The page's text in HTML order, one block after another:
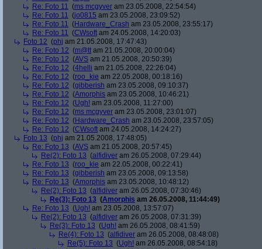
Re: Foto 11 (ms mcgyver am 23.05.2008, 22:54:54)
Re: Foto 11 (jo0815 am 23.05.2008, 23:09:52)
Re: Foto 11 (Hardware_Crash am 23.05.2008, 23:55:17)
Re: Foto 11 (CWsoft am 24.05.2008, 14:20:03)
Foto 12 (phj am 21.05.2008, 17:47:43)
Re: Foto 12 (m@tt am 21.05.2008, 20:00:04)
Re: Foto 12 (AVS am 21.05.2008, 20:50:39)
Re: Foto 12 (4helli am 21.05.2008, 22:26:04)
Re: Foto 12 (roo_kie am 22.05.2008, 00:18:16)
Re: Foto 12 (gibberish am 23.05.2008, 09:10:37)
Re: Foto 12 (Amorphis am 23.05.2008, 10:46:21)
Re: Foto 12 (Ugh! am 23.05.2008, 11:27:00)
Re: Foto 12 (ms mcgyver am 23.05.2008, 23:01:07)
Re: Foto 12 (Hardware_Crash am 23.05.2008, 23:57:05)
Re: Foto 12 (CWsoft am 24.05.2008, 14:24:27)
Foto 13 (phj am 21.05.2008, 17:48:05)
Re: Foto 13 (AVS am 21.05.2008, 20:57:45)
Re(2): Foto 13 (alfidiver am 26.05.2008, 07:29:44)
Re: Foto 13 (roo_kie am 22.05.2008, 00:22:41)
Re: Foto 13 (gibberish am 23.05.2008, 09:13:58)
Re: Foto 13 (Amorphis am 23.05.2008, 10:48:12)
Re(2): Foto 13 (alfidiver am 26.05.2008, 07:30:46)
Re(3): Foto 13 (Amorphis am 26.05.2008, 11:44:49)
Re: Foto 13 (Ugh! am 23.05.2008, 13:57:07)
Re(2): Foto 13 (alfidiver am 26.05.2008, 07:31:39)
Re(3): Foto 13 (Ugh! am 26.05.2008, 08:41:59)
Re(4): Foto 13 (alfidiver am 26.05.2008, 08:48:08)
Re(5): Foto 13 (Ugh! am 26.05.2008, 08:54:18)